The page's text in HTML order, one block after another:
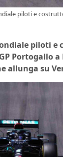
piloti e
piloti
Portogallo
allunga su